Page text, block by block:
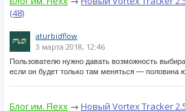
(48)
aturbidflow
3 марта 2018, 12:46
Пользователю нужно давать возможность
если он будет только там меняться — половина
Блог им. Flexx → Новый Vortex Tracker